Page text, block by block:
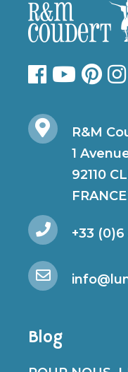
R&M
1
92110
FRANCE
+33 (0)6
Blog